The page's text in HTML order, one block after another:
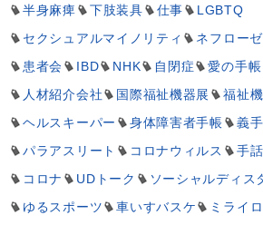
半身麻痺
下肢装具 仕事
LGBTQ
セクシュアルマイノリティ
ネフロー
患者会
IBD NHK 自閉症 愛の手帳
人材紹介会社
国際福祉機器展 福祉
ヘルスキーパー
身体障害者手帳 義手
パラアスリート
コロナウィルス 手話
コロナ
UDトーク ソーシャルディス
ゆるスポーツ
車いすバスケ ミライロ